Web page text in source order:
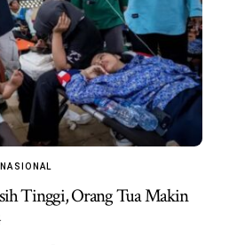
NASIONAL
Tinggi, Orang Tua Makin